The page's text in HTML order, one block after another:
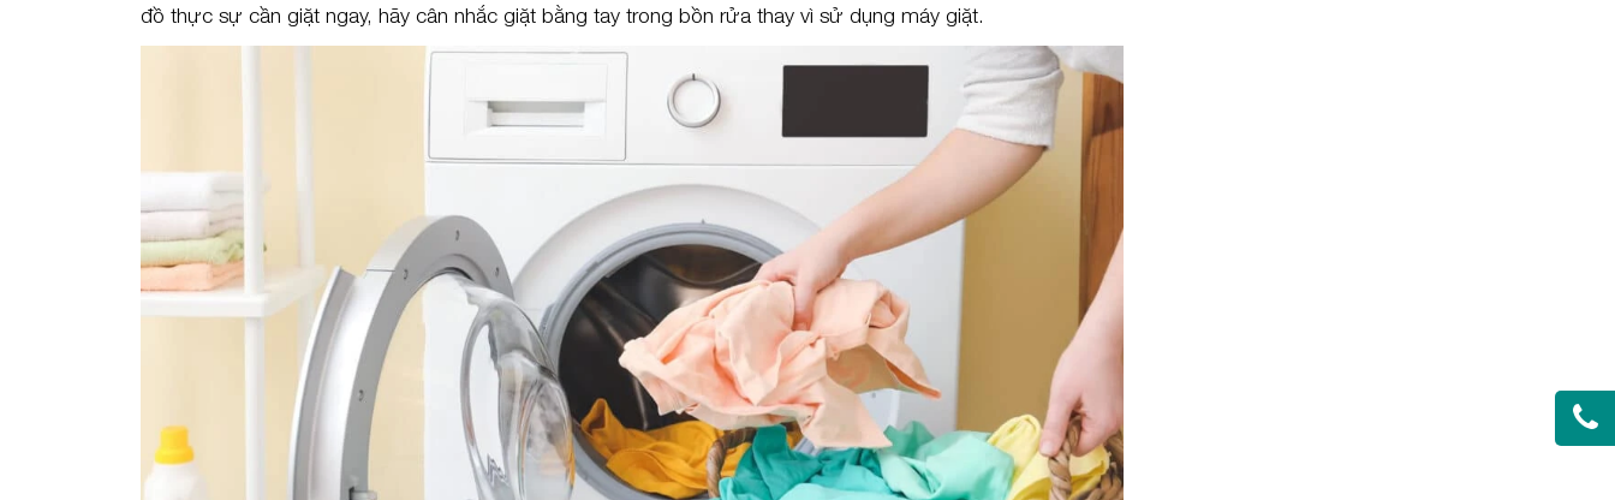
đồ thực sự cần giặt ngay, hãy cân nhắc giặt bằng tay trong bồn rửa thay vì sử dụng máy giặt.